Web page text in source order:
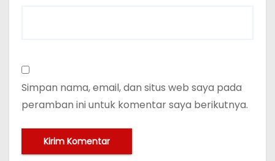
Simpan nama, email, dan situs web saya pada
peramban ini untuk komentar saya berikutnya.